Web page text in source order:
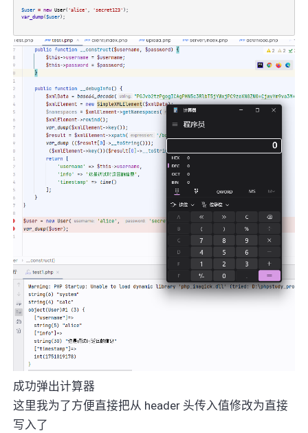
$user = new User( 'alice' , 'secret123' );
var_dump($user);
成功弹出计算器
这里我为了方便直接把从 header 头传入值修改为直接
写入了